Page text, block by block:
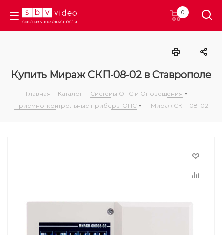
0
Купить Мираж СКП-08-02 в Ставрополе
Главная - Каталог - Системы ОПС и Оповещения
-
Приемно-контрольные приборы ОПС
- Мираж СКП-08-02